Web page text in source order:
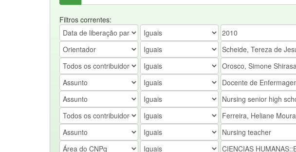
Filtros correntes: